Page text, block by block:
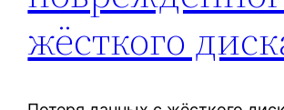
жёсткого